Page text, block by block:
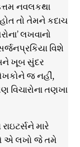
નવલકથા
તો તેમને કદાચ
લખવાનો
વિશે
ખૂબ સુંદર
જ નહીં,
વિચારોના તણખા
મારે
એ લખો જે તમે